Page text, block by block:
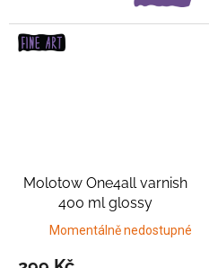
Molotow One4all varnish
400 ml glossy
Transparentní lak
Momentálně nedostupné